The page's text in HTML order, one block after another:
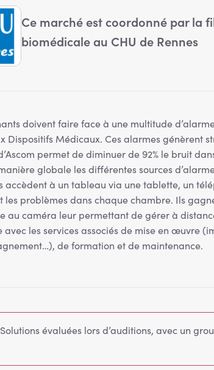
Ce marché est coordonné par la
biomédicale au CHU de Rennes
doivent faire face à une multitude
Dispositifs Médicaux. Ces alarmes génèrent
permet de diminuer de 92% le bruit
globale les différentes sources
accèdent à un tableau via une tablette, un
les problèmes dans chaque chambre. Ils
au caméra leur permettant de gérer à
avec les services associés de mise en œuvre
de formation et de maintenance.
Solutions évaluées lors d’auditions, avec un